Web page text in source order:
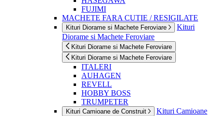
FUJIMI
MACHETE FARA CUTIE / RESIGILATE
Kituri Diorame si Machete Feroviare
Kituri
Diorame si Machete Feroviare
Kituri Diorame si Machete Feroviare
Kituri Diorame si Machete Feroviare
ITALERI
AUHAGEN
REVELL
HOBBY BOSS
TRUMPETER
Kituri Camioane de Construit
Kituri Camioane